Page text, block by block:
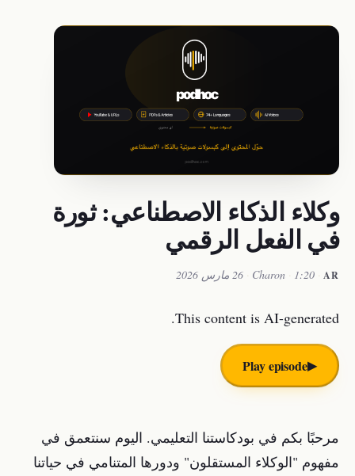
وكلاء الذكاء الاصطناعي: ثورة
في الفعل الرقمي
AR
·
1:20
·
Charon
· 26 مارس 2026
This content is AI-generated.
▶︎
Play episode
مرحبًا بكم في بودكاستنا التعليمي. اليوم سنتعمق في
مفهوم "الوكلاء المستقلون" ودورها المتنامي في حياتنا